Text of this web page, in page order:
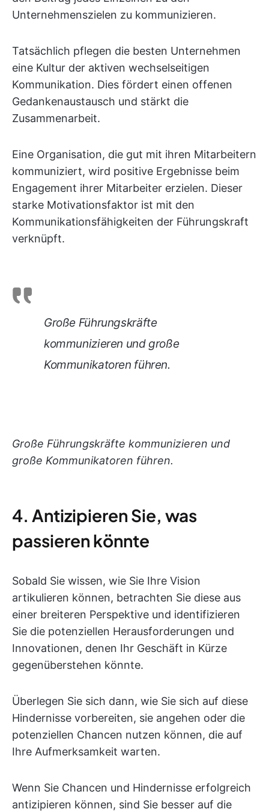
Unternehmenszielen zu kommunizieren.
Tatsächlich pflegen die besten Unternehmen
eine Kultur der aktiven wechselseitigen
Kommunikation. Dies fördert einen offenen
Gedankenaustausch und stärkt die
Zusammenarbeit.
Eine Organisation, die gut mit ihren Mitarbeitern
kommuniziert, wird positive Ergebnisse beim
Engagement ihrer Mitarbeiter erzielen. Dieser
starke Motivationsfaktor ist mit den
Kommunikationsfähigkeiten der Führungskraft
verknüpft.
Große Führungskräfte
kommunizieren und große
Kommunikatoren führen.
Große Führungskräfte kommunizieren und
große Kommunikatoren führen.
4. Antizipieren Sie, was
passieren könnte
Sobald Sie wissen, wie Sie Ihre Vision
artikulieren können, betrachten Sie diese aus
einer breiteren Perspektive und identifizieren
Sie die potenziellen Herausforderungen und
Innovationen, denen Ihr Geschäft in Kürze
gegenüberstehen könnte.
Überlegen Sie sich dann, wie Sie sich auf diese
Hindernisse vorbereiten, sie angehen oder die
potenziellen Chancen nutzen können, die auf
Ihre Aufmerksamkeit warten.
Wenn Sie Chancen und Hindernisse erfolgreich
antizipieren können, sind Sie besser auf die